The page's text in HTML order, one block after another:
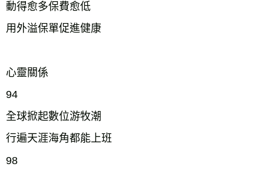
動得愈多保費愈低
用外溢保單促進健康
心靈關係
94
全球掀起數位游牧潮
行遍天涯海角都能上班
98